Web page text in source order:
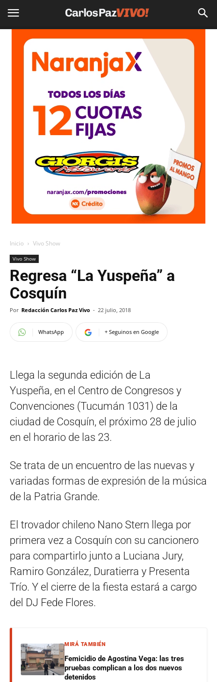
Inicio Vivo Show
Vivo Show
Regresa “La Yuspeña” a
Cosquín
Por Redacción Carlos Paz Vivo - 22 julio, 2018
WhatsApp + Seguinos en Google
Llega la segunda edición de La
Yuspeña, en el Centro de Congresos y
Convenciones (Tucumán 1031) de la
ciudad de Cosquín, el próximo 28 de julio
en el horario de las 23.
Se trata de un encuentro de las nuevas y
variadas formas de expresión de la música
de la Patria Grande.
El trovador chileno Nano Stern llega por
primera vez a Cosquín con su cancionero
para compartirlo junto a Luciana Jury,
Ramiro González, Duratierra y Presenta
Trío. Y el cierre de la fiesta estará a cargo
del DJ Fede Flores.
MIRÁ TAMBIÉN
Femicidio de Agostina Vega: las tres
pruebas complican a los dos nuevos
detenidos